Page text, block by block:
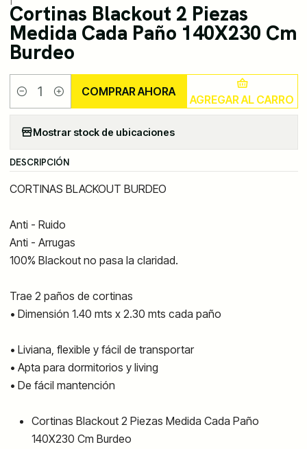
Cortinas Blackout 2 Piezas
Medida Cada Paño 140X230 Cm
Burdeo
Cantidad AGREGAR AL CARRO
COMPRAR AHORA
Mostrar stock de ubicaciones
DESCRIPCIÓN
CORTINAS BLACKOUT BURDEO
Anti - Ruido
Anti - Arrugas
100% Blackout no pasa la claridad.
Trae 2 paños de cortinas
• Dimensión 1.40 mts x 2.30 mts cada paño
• Liviana, flexible y fácil de transportar
• Apta para dormitorios y living
• De fácil mantención
Cortinas Blackout 2 Piezas Medida Cada Paño
140X230 Cm Burdeo